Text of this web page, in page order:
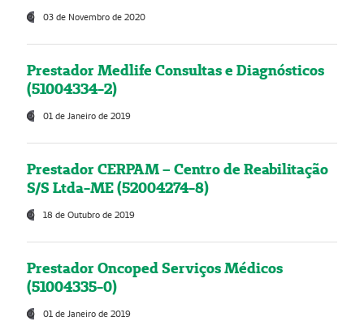
03 de Novembro de 2020
Prestador Medlife Consultas e Diagnósticos
(51004334-2)
01 de Janeiro de 2019
Prestador CERPAM – Centro de Reabilitação
S/S Ltda-ME (52004274-8)
18 de Outubro de 2019
Prestador Oncoped Serviços Médicos
(51004335-0)
01 de Janeiro de 2019